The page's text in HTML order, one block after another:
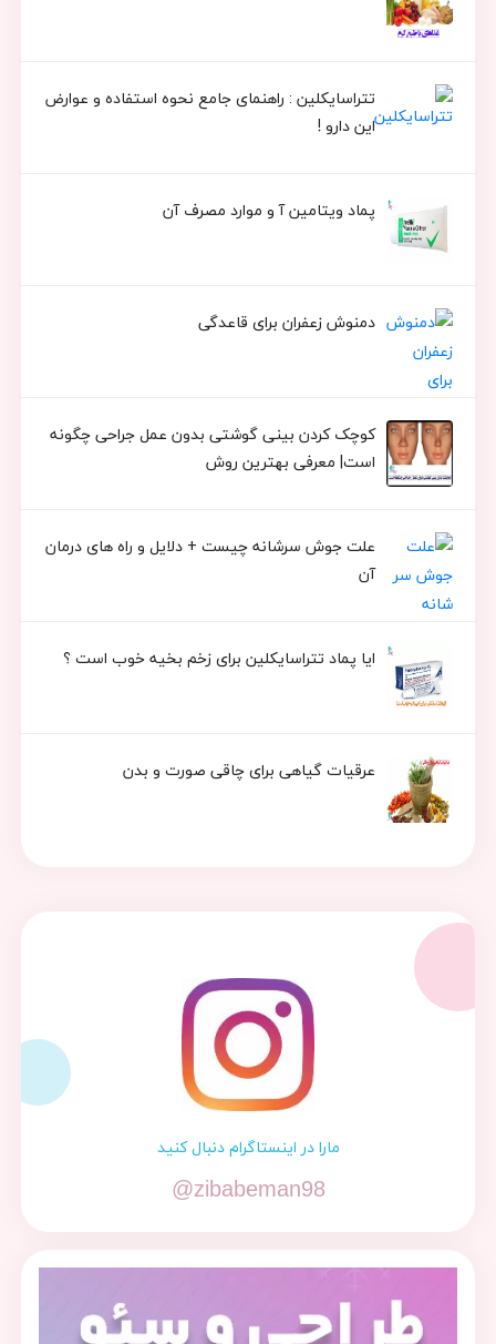
تتراسایکلین : راهنمای جامع نحوه استفاده و عوارض
این دارو !
پماد ویتامین آ و موارد مصرف آن
دمنوش زعفران برای قاعدگی
کوچک کردن بینی گوشتی بدون عمل جراحی چگونه
است| معرفی بهترین روش
علت جوش سرشانه چیست + دلایل و راه های درمان
آن
ایا پماد تتراسایکلین برای زخم بخیه خوب است ؟
عرقیات گیاهی برای چاقی صورت و بدن
مارا در اینستاگرام دنبال کنید
@zibabeman98